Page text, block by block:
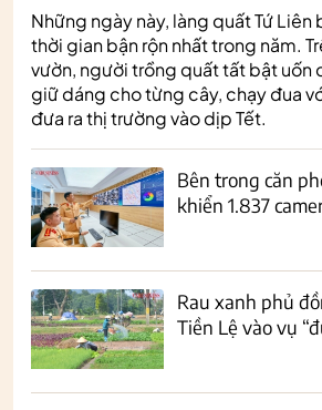
Những ngày này, làng quất Tứ
thời gian bận rộn nhất trong năm.
vườn, người trồng quất tất bật uốn
giữ dáng cho từng cây, chạy đua
đưa ra thị trường vào dịp Tết.
Bên trong căn
khiển 1.837
Rau xanh phủ
Tiền Lệ vào vụ